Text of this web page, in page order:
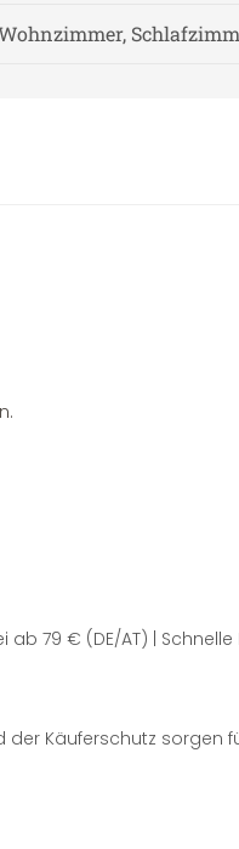
79 € (DE/AT) | Schnelle
Käuferschutz sorgen